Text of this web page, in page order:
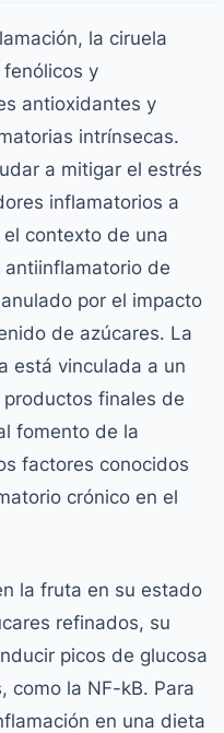
la ciruela
y
antioxidantes y
intrínsecas.
a mitigar el estrés
inflamatorios a
contexto de una
de
por el impacto
de azúcares. La
está vinculada a un
finales de
fomento de la
factores conocidos
crónico en el
la fruta en su estado
refinados, su
picos de glucosa
como la NF-kB. Para
en una dieta